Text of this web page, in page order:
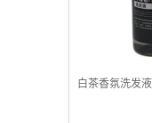
白茶香氛洗发液